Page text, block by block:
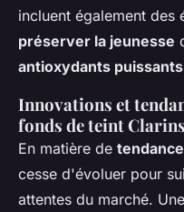
incluent également des
préserver la jeunesse
antioxydants puissants
Innovations et
fonds de teint Clarins
En matière de
cesse d'évoluer pour
attentes du marché.